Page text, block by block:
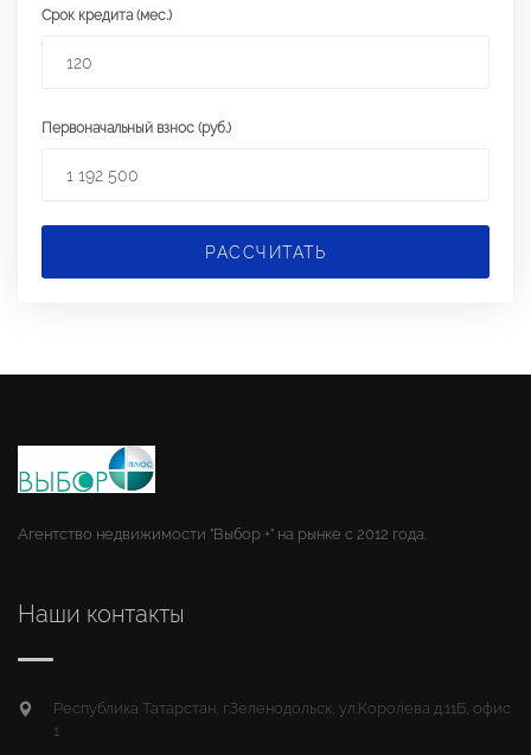
Срок кредита (мес.)
Первоначальный взнос (руб.)
РАССЧИТАТЬ
Агентство недвижимости "Выбор +" на рынке с 2012 года.
Наши контакты
Республика Татарстан, г.Зеленодольск, ул.Королева д.11Б, офис
1